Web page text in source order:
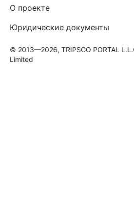
О проекте
Юридические документы
© 2013—2026, TRIPSGO PORTAL
Limited